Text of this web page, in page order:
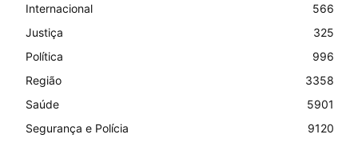
Internacional
566
Justiça
325
Política
996
Região
3358
Saúde
5901
Segurança e Polícia
9120